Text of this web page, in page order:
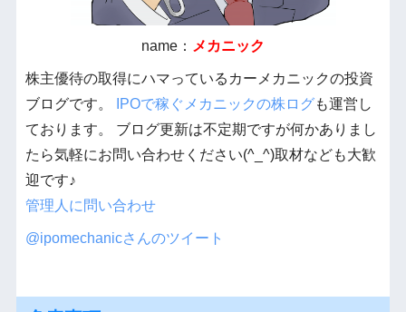
name： メカニック
株主優待の取得にハマっているカーメカニックの投資
ブログです。 IPOで稼ぐメカニックの株ログも運営し
ております。 ブログ更新は不定期ですが何かありまし
たら気軽にお問い合わせください(^_^)取材なども大歓
迎です♪
管理人に問い合わせ
@ipomechanicさんのツイート